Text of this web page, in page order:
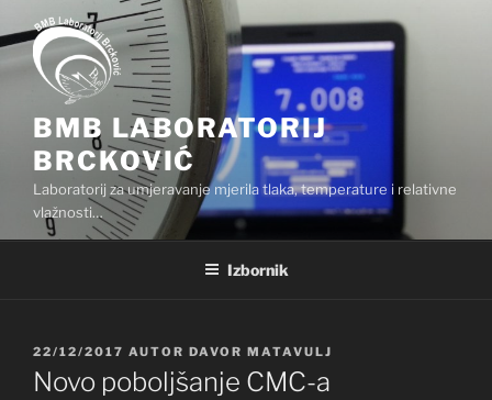
Preskoči
na
sadržaj
BMB LABORATORIJ
BRCKOVIĆ
Laboratorij za umjeravanje mjerila tlaka, temperature i relativne
vlažnosti…
Izbornik
OBJAVLJENO
22/12/2017 AUTOR DAVOR MATAVULJ
Novo poboljšanje CMC-a